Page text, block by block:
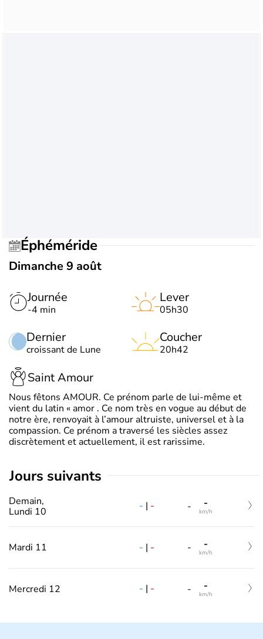
Éphéméride
Dimanche 9 août
Journée
-4 min
Dernier
croissant de Lune
Lever
05h30
Coucher
20h42
Saint Amour
Nous fêtons AMOUR. Ce prénom parle de lui-même et
vient du latin « amor . Ce nom très en vogue au début de
notre ère, renvoyait à l’amour altruiste, universel et à la
compassion. Ce prénom a traversé les siècles assez
discrètement et actuellement, il est rarissime.
jours suivants
Demain,
Lundi 10
- | - - -
km/h
Mardi 11 - | - - -
km/h
Mercredi 12 - | - - -
km/h